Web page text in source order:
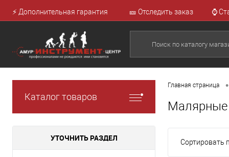
⚡ Дополнительная гарантия 🎫 Отследить заказ ⌚
Каталог товаров
УТОЧНИТЬ РАЗДЕЛ
Главная страница •
Малярные
Сортировать